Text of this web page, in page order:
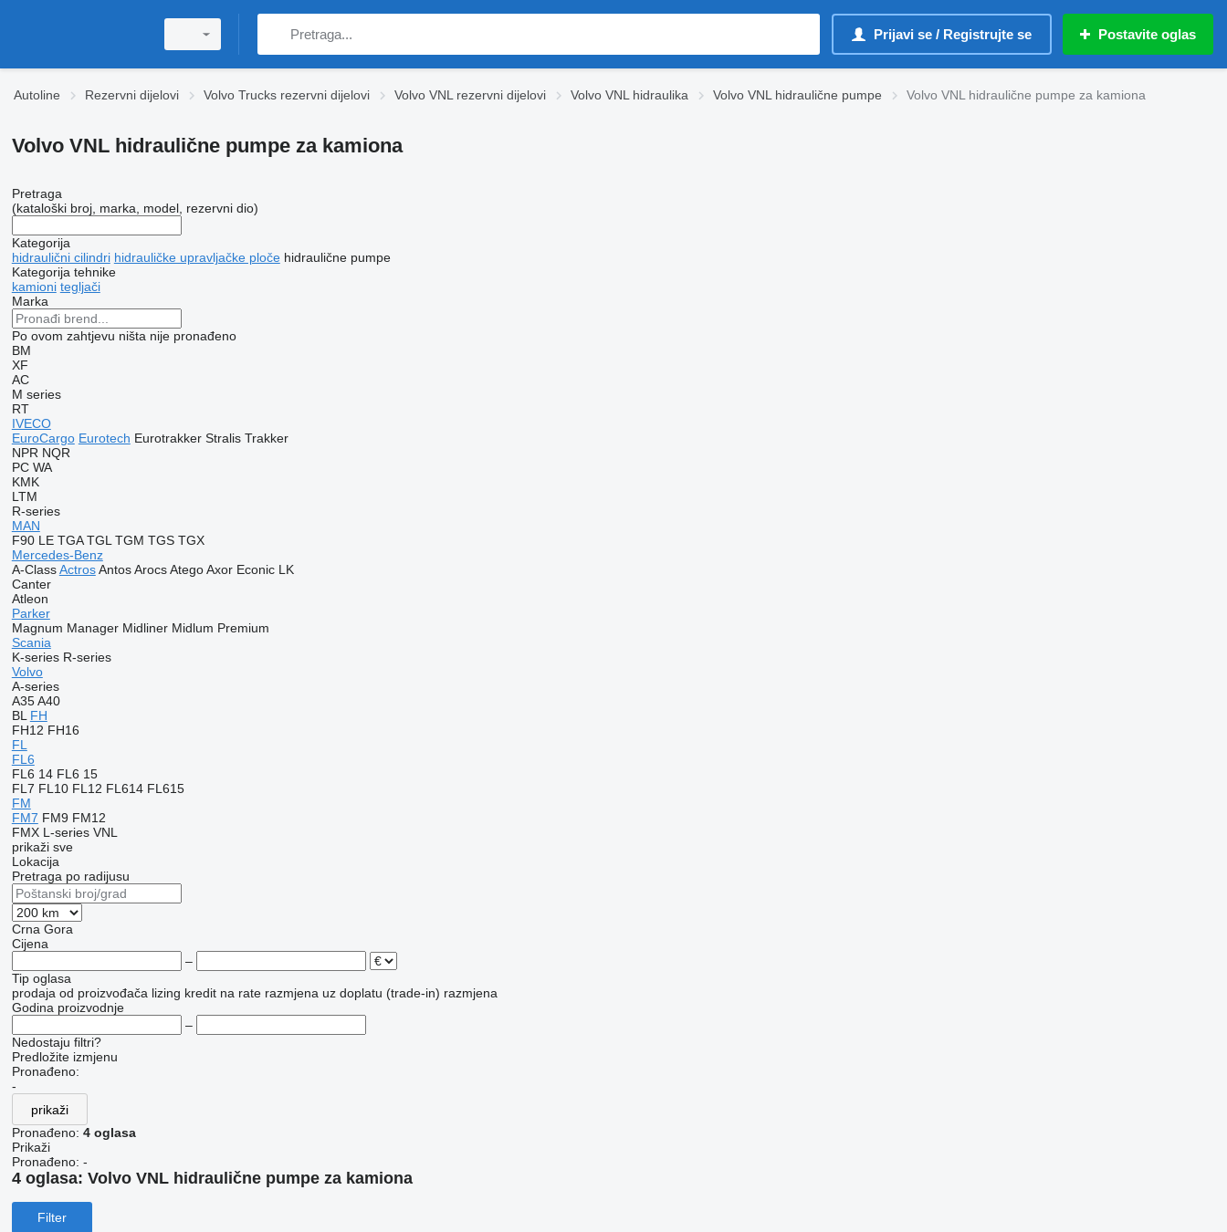
Prijavi se / Registrujte se Postavite oglas
Autoline Rezervni dijelovi Volvo Trucks rezervni dijelovi Volvo VNL rezervni dijelovi Volvo VNL hidraulika Volvo VNL hidraulične pumpe Volvo VNL hidraulične pumpe za kamiona
Volvo VNL hidraulične pumpe za kamiona
Pretraga
(kataloški broj, marka, model, rezervni dio)
Kategorija
hidraulični cilindri hidrauličke upravljačke ploče hidraulične pumpe
Kategorija tehnike
kamioni tegljači
Marka
Po ovom zahtjevu ništa nije pronađeno
BM
XF
AC
M series
RT
IVECO
EuroCargo Eurotech Eurotrakker Stralis Trakker
NPR NQR
PC WA
KMK
LTM
R-series
MAN
F90 LE TGA TGL TGM TGS TGX
Mercedes-Benz
A-Class Actros Antos Arocs Atego Axor Econic LK
Canter
Atleon
Parker
Magnum Manager Midliner Midlum Premium
Scania
K-series R-series
Volvo
A-series
A35 A40
BL FH
FH12 FH16
FL
FL6
FL6 14 FL6 15
FL7 FL10 FL12 FL614 FL615
FM
FM7 FM9 FM12
FMX L-series VNL
prikaži sve
Lokacija
Pretraga po radijusu
Crna Gora
Cijena
–
Tip oglasa
prodaja od proizvođača lizing kredit na rate razmjena uz doplatu (trade-in) razmjena
Godina proizvodnje
–
Nedostaju filtri?
Predložite izmjenu
Pronađeno:
-
prikaži
Pronađeno: 4 oglasa
Prikaži
Pronađeno: -
4 oglasa: Volvo VNL hidraulične pumpe za kamiona
Filter